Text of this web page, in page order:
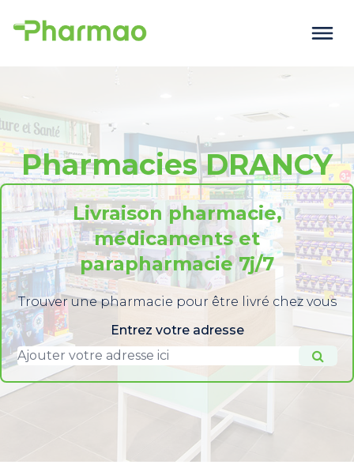
Pharmacies DRANCY
Livraison pharmacie,
médicaments et
parapharmacie 7j/7
Trouver une pharmacie pour être livré chez vous
Entrez votre adresse